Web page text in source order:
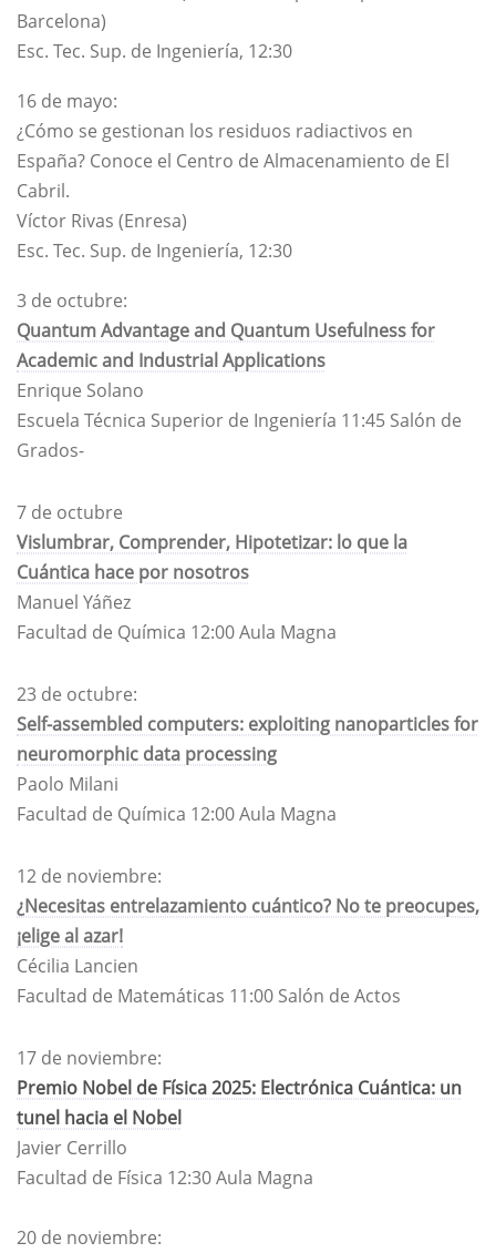
Barcelona)
Esc. Tec. Sup. de Ingeniería, 12:30
16 de mayo:
¿Cómo se gestionan los residuos radiactivos en
España? Conoce el Centro de Almacenamiento de El
Cabril.
Víctor Rivas (Enresa)
Esc. Tec. Sup. de Ingeniería, 12:30
3 de octubre:
Quantum Advantage and Quantum Usefulness for
Academic and Industrial Applications
Enrique Solano
Escuela Técnica Superior de Ingeniería​ 11:45 Salón de
Grados-
7 de octubre
Vislumbrar, Comprender, Hipotetizar: lo que la
Cuántica hace por nosotros​
Manuel Yáñez
Facultad de Química​ 12:00 Aula Magna
23 de octubre:
Self-assembled computers: exploiting nanoparticles for
neuromorphic data processing​
Paolo Milani
Facultad de Química 12:00 Aula Magna
12 de noviembre:
¿Necesitas entrelazamiento cuántico? No te preocupes,
¡elige al azar!
Cécilia Lancien
Facultad de Matemáticas 11:00 Salón de Actos
17 de noviembre:
Premio Nobel de Física 2025: Electrónica Cuántica: un
tunel hacia el Nobel​
Javier Cerrillo
Facultad de Física 12:30Aula Magna
20 de noviembre: